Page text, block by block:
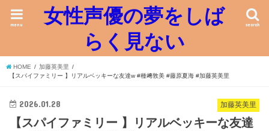
女性声優の夢をしば
らく見ない
search
menu
HOME
加藤英美里
【スパイファミリー 】リアルベッキーな友達w #種﨑敦美 #藤原夏海 #加藤英美里
加藤英美里
2026.01.28
【スパイファミリー 】リアルベッキーな友達